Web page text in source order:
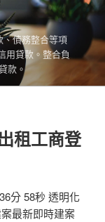
債務整合等項
用貸款。整合負
款。
租工商登
分 58秒 透明化
最新即時建案